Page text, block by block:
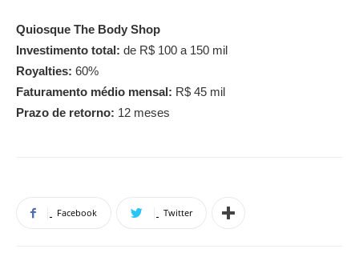
Quiosque The Body Shop
Investimento total: de R$ 100 a 150 mil
Royalties: 60%
Faturamento médio mensal: R$ 45 mil
Prazo de retorno: 12 meses
Facebook Twitter